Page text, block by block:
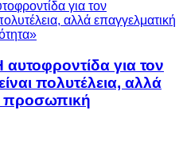
για τον
πολυτέλεια, αλλά
προσωπική